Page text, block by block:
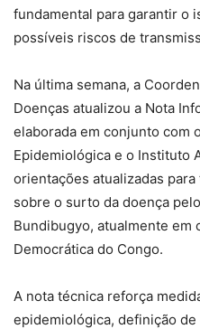
fundamental para garantir o
possíveis riscos de
Na última semana, a
Doenças atualizou a Nota
elaborada em conjunto com
Epidemiológica e o Instituto
orientações atualizadas
sobre o surto da doença
Bundibugyo, atualmente em
Democrática do Congo.
A nota técnica reforça
epidemiológica, definição